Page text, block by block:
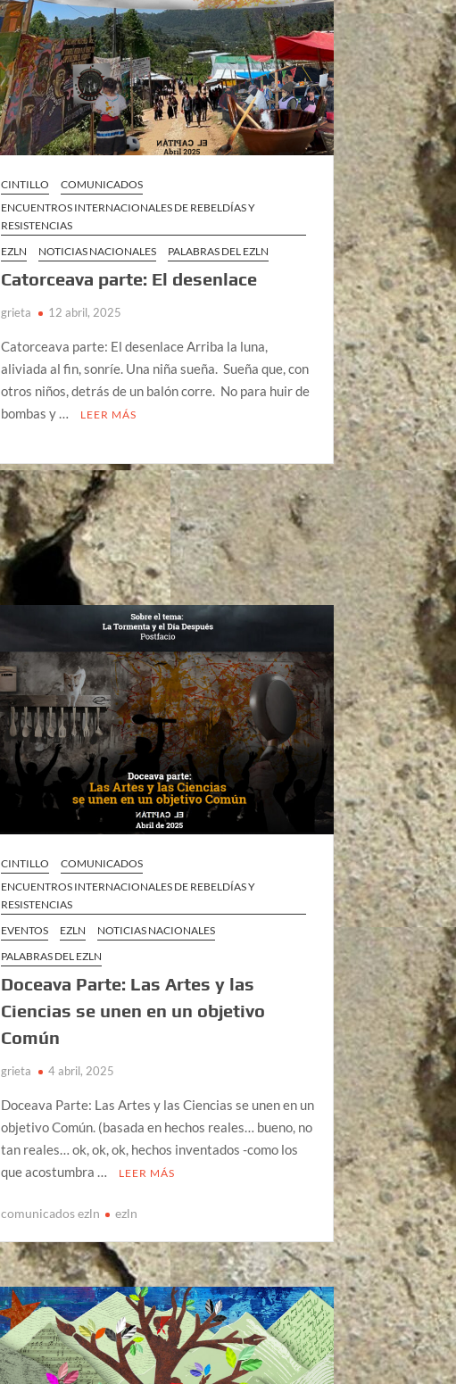
CINTILLO
COMUNICADOS
ENCUENTROS INTERNACIONALES DE REBELDÍAS Y
RESISTENCIAS
EZLN
NOTICIAS NACIONALES PALABRAS DEL EZLN
Catorceava parte: El desenlace
grieta 12 abril, 2025
Catorceava parte: El desenlace Arriba la luna,
aliviada al fin, sonríe. Una niña sueña. Sueña que, con
otros niños, detrás de un balón corre. No para huir de
bombas y …
LEER MÁS
CINTILLO
COMUNICADOS
ENCUENTROS INTERNACIONALES DE REBELDÍAS Y
RESISTENCIAS
EVENTOS
EZLN
NOTICIAS NACIONALES
PALABRAS DEL EZLN
Doceava Parte: Las Artes y las
Ciencias se unen en un objetivo
Común
grieta 4 abril, 2025
Doceava Parte: Las Artes y las Ciencias se unen en un
objetivo Común. (basada en hechos reales… bueno, no
tan reales… ok, ok, ok, hechos inventados -como los
que acostumbra …
LEER MÁS
comunicados ezln ezln